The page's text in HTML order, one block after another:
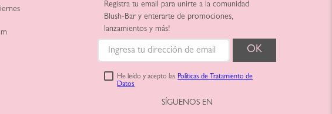
Registra tu email para unirte a la comunidad
Blush-Bar y enterarte de promociones,
lanzamientos y más!
He leído y acepto las Políticas de Tratamiento de
Datos
SÍGUENOS EN